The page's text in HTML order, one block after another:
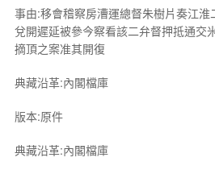
事由:移會稽察房漕運總督朱樹片奏江
兌開遲延被參今察看該二弁督押抵通交
摘頂之案准其開復
典藏沿革:內閣檔庫
版本:原件
典藏沿革:內閣檔庫